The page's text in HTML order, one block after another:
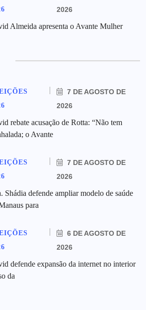
2026
Almeida apresenta o Avante Mulher
7 DE AGOSTO DE
2026
rebate acusação de Rotta: “Não tem
o Avante
7 DE AGOSTO DE
2026
Shádia defende ampliar modelo de saúde
para
6 DE AGOSTO DE
2026
defende expansão da internet no interior
da